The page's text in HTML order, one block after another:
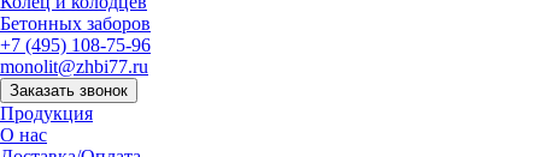
Бетонных заборов
+7 (495) 108-75-96
monolit@zhbi77.ru
Заказать звонок
Продукция
О нас